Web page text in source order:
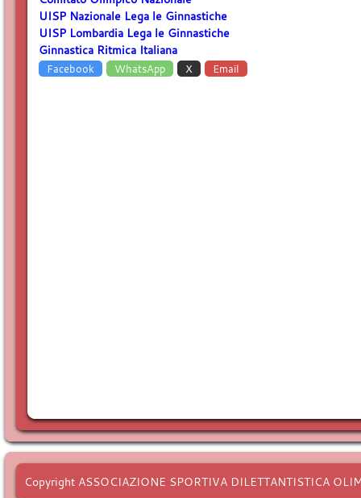
UISP Nazionale Lega le Ginnastiche
UISP Lombardia Lega le Ginnastiche
Ginnastica Ritmica Italiana
Facebook WhatsApp X Email
Copyright ASSOCIAZIONE SPORTIVA DILETTANTISTICA